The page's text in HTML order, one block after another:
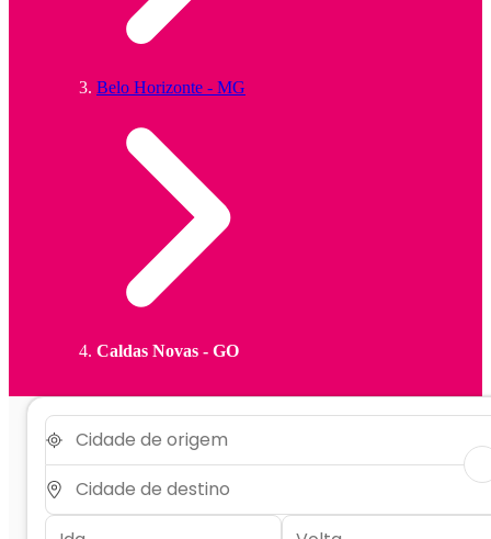
Belo Horizonte - MG
Caldas Novas - GO